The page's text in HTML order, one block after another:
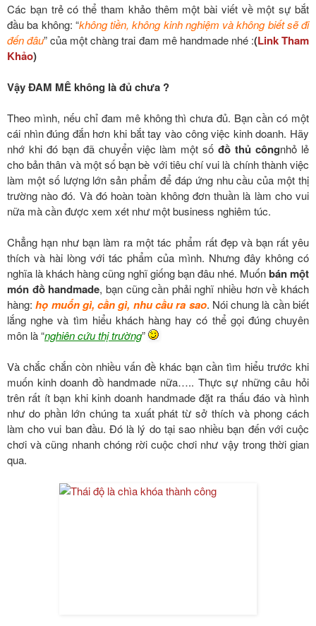
Các bạn trẻ có thể tham khảo thêm một bài viết về một sự bắt
đầu ba không: “không tiền, không kinh nghiệm và không biết sẽ đi
đến đâu” của một chàng trai đam mê handmade nhé :(Link Tham
Khảo)
Vậy ĐAM MÊ không là đủ chưa ?
Theo mình, nếu chỉ đam mê không thì chưa đủ. Bạn cần có một
cái nhìn đúng đắn hơn khi bắt tay vào công việc kinh doanh. Hãy
nhớ khi đó bạn đã chuyển việc làm một sốđồ thủ côngnhỏ lẻ
cho bản thân và một số bạn bè với tiêu chí vui là chính thành việc
làm một số lượng lớn sản phẩm để đáp ứng nhu cầu của một thị
trường nào đó. Và đó hoàn toàn không đơn thuần là làm cho vui
nữa mà cần được xem xét như một business nghiêm túc.
Chẳng hạn như bạn làm ra một tác phẩm rất đẹp và bạn rất yêu
thích và hài lòng với tác phẩm của mình. Nhưng đây không có
nghĩa là khách hàng cũng nghĩ giống bạn đâu nhé. Muốnbán một
món đồ handmade, bạn cũng cần phải nghĩ nhiều hơn về khách
hàng:họ muốn gì, cần gì, nhu cầu ra sao. Nói chung là cần biết
lắng nghe và tìm hiểu khách hàng hay có thể gọi đúng chuyên
môn là “nghiên cứu thị trường”
Và chắc chắn còn nhiều vấn đề khác bạn cần tìm hiểu trước khi
muốn kinh doanh đồ handmade nữa….. Thực sự những câu hỏi
trên rất ít bạn khi kinh doanh handmade đặt ra thấu đáo và hình
như do phần lớn chúng ta xuất phát từ sở thích và phong cách
làm cho vui ban đầu. Đó là lý do tại sao nhiều bạn đến với cuộc
chơi và cũng nhanh chóng rời cuộc chơi như vậy trong thời gian
qua.